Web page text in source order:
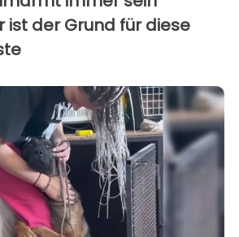
ist der Grund für diese